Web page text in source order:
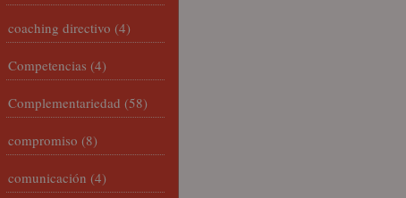
coaching directivo (4)
Competencias (4)
Complementariedad (58)
compromiso (8)
comunicación (4)